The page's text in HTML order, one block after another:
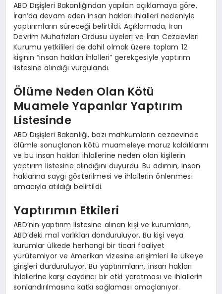
ABD Dışişleri Bakanlığından yapılan açıklamaya göre,
İran’da devam eden insan hakları ihlalleri nedeniyle
yaptırımların süreceği belirtildi. Açıklamada, İran
Devrim Muhafızları Ordusu üyeleri ve İran Cezaevleri
Kurumu yetkilileri de dahil olmak üzere toplam 12
kişinin “insan hakları ihlalleri” gerekçesiyle yaptırım
listesine alındığı vurgulandı.
Ölüme Neden Olan Kötü
Muamele Yapanlar Yaptırım
Listesinde
ABD Dışişleri Bakanlığı, bazı mahkumların cezaevinde
ölümle sonuçlanan kötü muameleye maruz kaldıklarını
ve bu insan hakları ihlallerine neden olan kişilerin
yaptırım listesine alındığını duyurdu. Bu adımın, insan
haklarına saygı gösterilmesi ve ihlallerin önlenmesi
amacıyla atıldığı belirtildi.
Yaptırımın Etkileri
ABD’nin yaptırım listesine alınan kişi ve kurumların,
ABD’deki mal varlıkları donduruluyor. Bu kişi veya
kurumlar ülkede herhangi bir ticari faaliyet
yürütemiyor ve Amerikan vizesine erişimleri ile ülkeye
girişleri durduruluyor. Bu yaptırımların, insan hakları
ihlallerine karşı caydırıcı bir etki yaratması ve ihlallerin
sonlandırılmasına katkı sağlaması amaçlanıyor.